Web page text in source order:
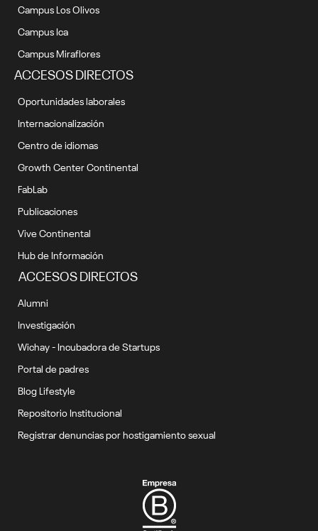
Campus Los Olivos
Campus Ica
Campus Miraflores
ACCESOS DIRECTOS
Oportunidades laborales
Internacionalización
Centro de idiomas
Growth Center Continental
FabLab
Publicaciones
Vive Continental
Hub de Información
ACCESOS DIRECTOS
Alumni
Investigación
Wichay - Incubadora de Startups
Portal de padres
Blog Lifestyle
Repositorio Institucional
Registrar denuncias por hostigamiento sexual